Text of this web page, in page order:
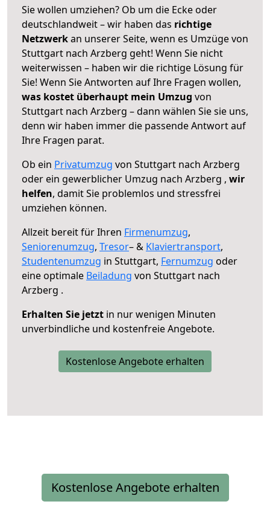
Sie wollen umziehen? Ob um die Ecke oder
deutschlandweit – wir haben das richtige
Netzwerkan unserer Seite, wenn es Umzüge von
Stuttgart nach Arzberg geht! Wenn Sie nicht
weiterwissen – haben wir die richtige Lösung für
Sie! Wenn Sie Antworten auf Ihre Fragen wollen,
was kostet überhaupt mein Umzug von
Stuttgart nach Arzberg – dann wählen Sie sie uns,
denn wir haben immer die passende Antwort auf
Ihre Fragen parat.
Ob ein Privatumzug von Stuttgart nach Arzberg
oder ein gewerblicher Umzug nach Arzberg , wir
helfen, damit Sie problemlos und stressfrei
umziehen können.
Allzeit bereit für Ihren Firmenumzug,
Seniorenumzug, Tresor– & Klaviertransport,
Studentenumzug in Stuttgart, Fernumzug oder
eine optimale Beiladung von Stuttgart nach
Arzberg .
Erhalten Sie jetzt in nur wenigen Minuten
unverbindliche und kostenfreie Angebote.
Kostenlose Angebote erhalten
Kostenlose Angebote erhalten